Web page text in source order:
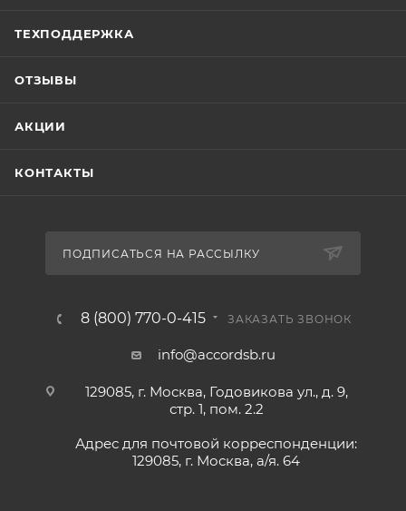
ТЕХПОДДЕРЖКА
ОТЗЫВЫ
АКЦИИ
КОНТАКТЫ
ПОДПИСАТЬСЯ НА РАССЫЛКУ
8 (800) 770-0-415 ЗАКАЗАТЬ ЗВОНОК
info@accordsb.ru
129085, г. Москва, Годовикова ул., д. 9,
стр. 1, пом. 2.2
Адрес для почтовой корреспонденции:
129085, г. Москва, а/я. 64